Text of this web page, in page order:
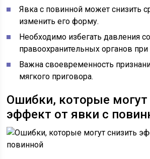
Явка с повинной может снизить
изменить его форму.
Необходимо избегать давления
правоохранительных органов
Важна своевременность
мягкого приговора.
Ошибки, которые могут
эффект от явки с